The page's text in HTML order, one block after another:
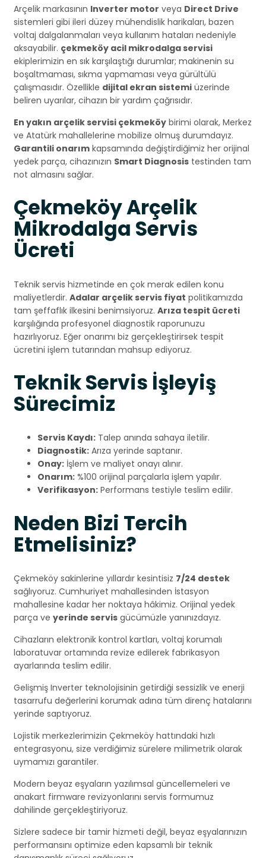
Arçelik markasının Inverter motor veya Direct Drive
sistemleri gibi ileri düzey mühendislik harikaları, bazen
voltaj dalgalanmaları veya kullanım hataları nedeniyle
aksayabilir. çekmeköy acil mikrodalga servisi
ekiplerimizin en sık karşılaştığı durumlar; makinenin su
boşaltmaması, sıkma yapmaması veya gürültülü
çalışmasıdır. Özellikle dijital ekran sistemi üzerinde
beliren uyarılar, cihazın bir yardım çağrısıdır.
En yakın arçelik servisi çekmeköy birimi olarak, Merkez
ve Atatürk mahallelerine mobilize olmuş durumdayız.
Garantili onarım kapsamında değiştirdiğimiz her orijinal
yedek parça, cihazınızın Smart Diagnosis testinden tam
not almasını sağlar.
Çekmeköy Arçelik
Mikrodalga Servis
Ücreti
Teknik servis hizmetinde en çok merak edilen konu
maliyetlerdir. Adalar arçelik servis fiyat politikamızda
tam şeffaflık ilkesini benimsiyoruz. Arıza tespit ücreti
karşılığında profesyonel diagnostik raporunuzu
hazırlıyoruz. Eğer onarımı biz gerçekleştirirsek tespit
ücretini işlem tutarından mahsup ediyoruz.
Teknik Servis İşleyiş
Sürecimiz
Servis Kaydı: Talep anında sahaya iletilir.
Diagnostik: Arıza yerinde saptanır.
Onay: İşlem ve maliyet onayı alınır.
Onarım: %100 orijinal parçalarla işlem yapılır.
Verifikasyon: Performans testiyle teslim edilir.
Neden Bizi Tercih
Etmelisiniz?
Çekmeköy sakinlerine yıllardır kesintisiz 7/24 destek
sağlıyoruz. Cumhuriyet mahallesinden İstasyon
mahallesine kadar her noktaya hâkimiz. Orijinal yedek
parça ve yerinde servis gücümüzle yanınızdayız.
Cihazların elektronik kontrol kartları, voltaj korumalı
laboratuvar ortamında revize edilerek fabrikasyon
ayarlarında teslim edilir.
Gelişmiş Inverter teknolojisinin getirdiği sessizlik ve enerji
tasarrufu değerlerini korumak adına tüm direnç hatalarını
yerinde saptıyoruz.
Lojistik merkezlerimizin Çekmeköy hattındaki hızlı
entegrasyonu, size verdiğimiz sürelere milimetrik olarak
uymamızı garantiler.
Modern beyaz eşyaların yazılımsal güncellemeleri ve
anakart firmware revizyonlarını servis formumuz
dahilinde gerçekleştiriyoruz.
Sizlere sadece bir tamir hizmeti değil, beyaz eşyalarınızın
performansını optimize eden kapsamlı bir teknik